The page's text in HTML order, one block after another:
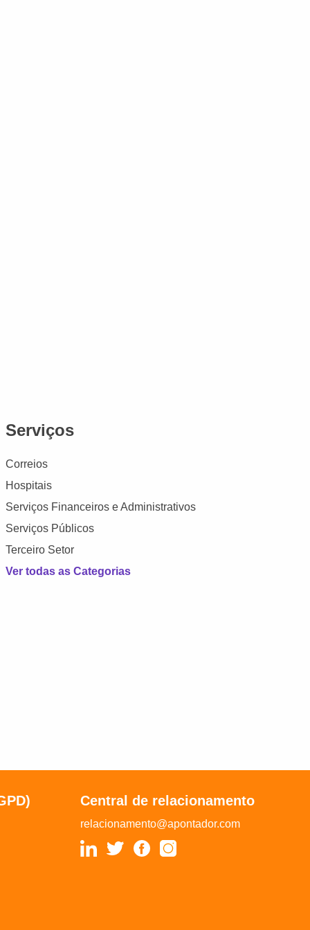
Serviços
Correios
Hospitais
Serviços Financeiros e Administrativos
Serviços Públicos
Terceiro Setor
Ver todas as Categorias
Central de relacionamento
relacionamento@apontador.com